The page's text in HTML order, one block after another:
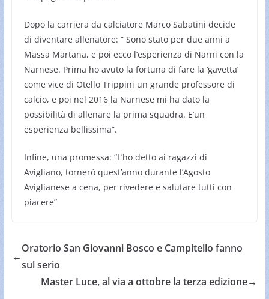
Dopo la carriera da calciatore Marco Sabatini decide
di diventare allenatore: “ Sono stato per due anni a
Massa Martana, e poi ecco l’esperienza di Narni con la
Narnese. Prima ho avuto la fortuna di fare la ‘gavetta’
come vice di Otello Trippini un grande professore di
calcio, e poi nel 2016 la Narnese mi ha dato la
possibilità di allenare la prima squadra. E’un
esperienza bellissima”.
Infine, una promessa: “L’ho detto ai ragazzi di
Avigliano, tornerò quest’anno durante l’Agosto
Aviglianese a cena, per rivedere e salutare tutti con
piacere”
←
Oratorio San Giovanni Bosco e Campitello fanno
sul serio
Master Luce, al via a ottobre la terza edizione→